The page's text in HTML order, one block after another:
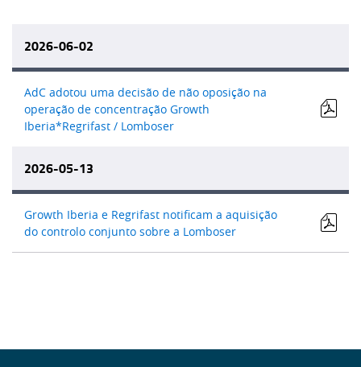
2026-06-02
AdC adotou uma decisão de não oposição na
operação de concentração Growth
Iberia*Regrifast / Lomboser
2026-05-13
Growth Iberia e Regrifast notificam a aquisição
do controlo conjunto sobre a Lomboser